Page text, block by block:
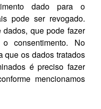
dado para o
pode ser revogado.
que pode fazer
consentimento. No
que os dados tratados
é preciso fazer
mencionamos